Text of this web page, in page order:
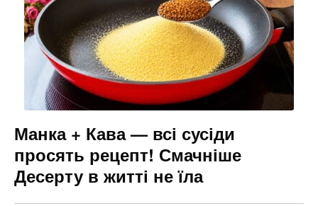
Манка + Кава — всі сусіди
просять рецепт! Смачніше
Десерту в житті не їла